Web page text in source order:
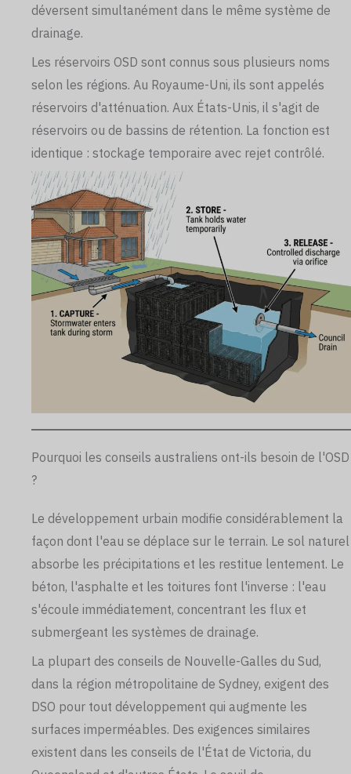
déversent simultanément dans le même système de
drainage.
Les réservoirs OSD sont connus sous plusieurs noms
selon les régions. Au Royaume-Uni, ils sont appelés
réservoirs d'atténuation. Aux États-Unis, il s'agit de
réservoirs ou de bassins de rétention. La fonction est
identique : stockage temporaire avec rejet contrôlé.
Pourquoi les conseils australiens ont-ils besoin de l'OSD
?
Le développement urbain modifie considérablement la
façon dont l'eau se déplace sur le terrain. Le sol naturel
absorbe les précipitations et les restitue lentement. Le
béton, l'asphalte et les toitures font l'inverse : l'eau
s'écoule immédiatement, concentrant les flux et
submergeant les systèmes de drainage.
La plupart des conseils de Nouvelle-Galles du Sud,
dans la région métropolitaine de Sydney, exigent des
DSO pour tout développement qui augmente les
surfaces imperméables. Des exigences similaires
existent dans les conseils de l'État de Victoria, du